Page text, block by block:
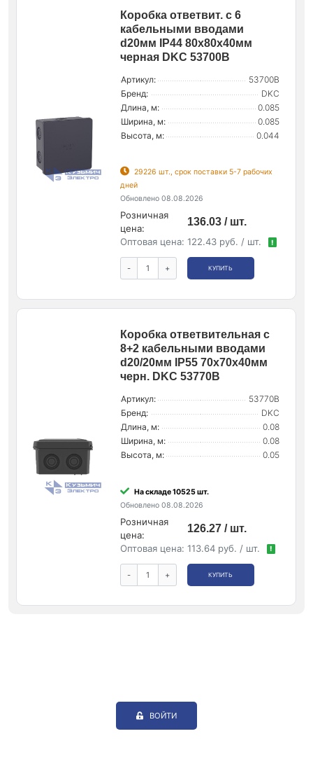
Коробка ответвит. с 6
кабельными вводами
d20мм IP44 80х80х40мм
черная DKC 53700B
Артикул:
53700B
Бренд:
DKC
Длина, м:
0.085
Ширина, м:
0.085
Высота, м:
0.044
29226 шт., срок поставки 5-7 рабочих
дней
Обновлено 08.08.2026
Розничная
цена:
136.03 / шт.
Оптовая цена: 122.43 руб. / шт. !
- + КУПИТЬ
Коробка ответвительная с
8+2 кабельными вводами
d20/20мм IP55 70х70х40мм
черн. DKC 53770B
Артикул:
53770B
Бренд:
DKC
Длина, м:
0.08
Ширина, м:
0.08
Высота, м:
0.05
На складе 10525 шт.
Обновлено 08.08.2026
Розничная
цена:
126.27 / шт.
Оптовая цена: 113.64 руб. / шт. !
- + КУПИТЬ
ВОЙТИ